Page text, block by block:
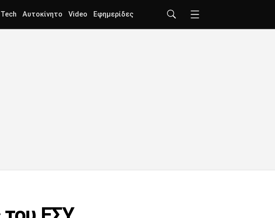
Tech Αυτοκίνητο Video Εφημερίδες